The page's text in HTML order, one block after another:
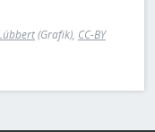
(Grafik), CC-BY